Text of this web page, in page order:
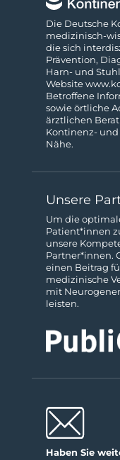
Die Deutsche
medizinisch-
die sich
Prävention,
Harn- und
Website
Betroffene
sowie örtliche
ärztlichen
Kontinenz-
Nähe.
Unsere
Um die
Patient*innen
unsere
Partner*innen.
einen Beitrag
medizinische
mit
leisten.
Haben Sie